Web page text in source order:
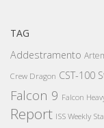
TAG
Addestramento
Crew Dragon CST-100
Falcon 9 Falcon
Report ISS Weekly